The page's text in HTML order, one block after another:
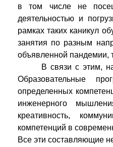
в том числе не
деятельностью и
рамках таких каникул
занятия по разным
объявленной пандемии,
В связи с этим,
Образовательные
определенных
инженерного
креативность,
компетенций в
Все эти составляющие